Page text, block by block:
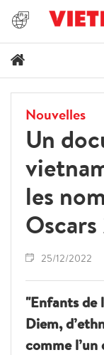
Nouvelles
Un
les
25/12/2022
"Enfants de
Diem,
comme l’un